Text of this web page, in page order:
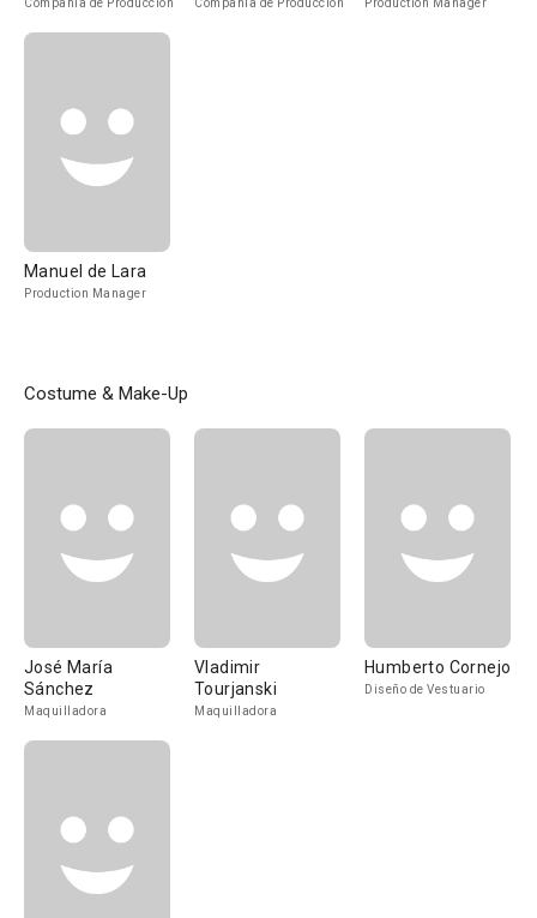
Compañía de Produccion Compañía de Produccion Production Manager
Manuel de Lara
Production Manager
Costume & Make-Up
José María
Sánchez
Maquilladora
Vladimir
Tourjanski
Maquilladora
Humberto Cornejo
Diseño de Vestuario